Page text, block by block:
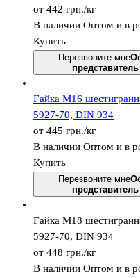
от 442 грн./кг
В наличии Оптом и в
Купить
Перезвоните мне
Гайка М16
5927-70, DIN 934
от 445 грн./кг
В наличии Оптом и в
Купить
Перезвоните мне
Гайка М18
5927-70, DIN 934
от 448 грн./кг
В наличии Оптом и в